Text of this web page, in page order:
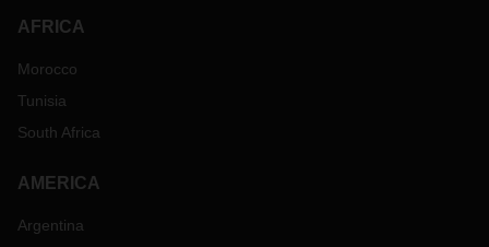
AFRICA
Morocco
Tunisia
South Africa
AMERICA
Argentina